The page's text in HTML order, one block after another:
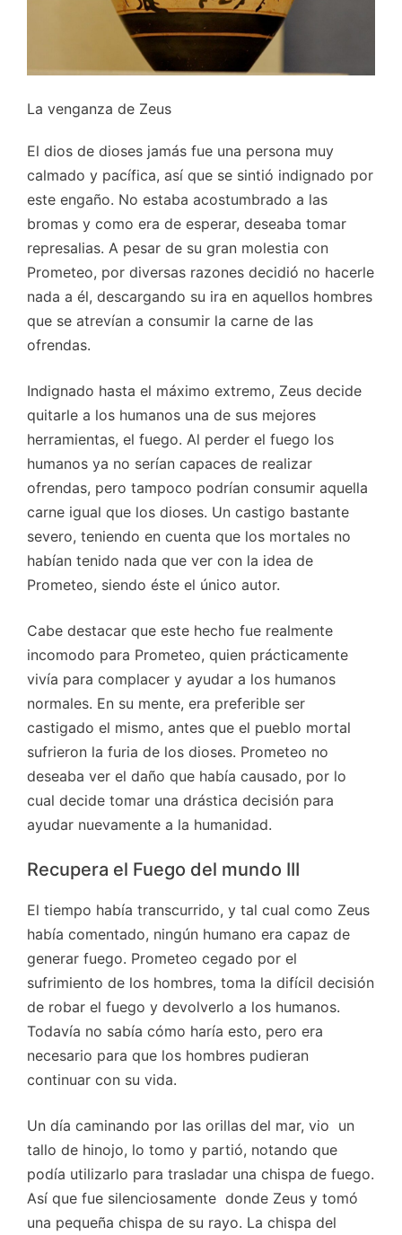
La venganza de Zeus
El dios de dioses jamás fue una persona muy
calmado y pacífica, así que se sintió indignado por
este engaño. No estaba acostumbrado a las
bromas y como era de esperar, deseaba tomar
represalias. A pesar de su gran molestia con
Prometeo, por diversas razones decidió no hacerle
nada a él, descargando su ira en aquellos hombres
que se atrevían a consumir la carne de las
ofrendas.
Indignado hasta el máximo extremo, Zeus decide
quitarle a los humanos una de sus mejores
herramientas, el fuego. Al perder el fuego los
humanos ya no serían capaces de realizar
ofrendas, pero tampoco podrían consumir aquella
carne igual que los dioses. Un castigo bastante
severo, teniendo en cuenta que los mortales no
habían tenido nada que ver con la idea de
Prometeo, siendo éste el único autor.
Cabe destacar que este hecho fue realmente
incomodo para Prometeo, quien prácticamente
vivía para complacer y ayudar a los humanos
normales. En su mente, era preferible ser
castigado el mismo, antes que el pueblo mortal
sufrieron la furia de los dioses. Prometeo no
deseaba ver el daño que había causado, por lo
cual decide tomar una drástica decisión para
ayudar nuevamente a la humanidad.
Recupera el Fuego del mundo III
El tiempo había transcurrido, y tal cual como Zeus
había comentado, ningún humano era capaz de
generar fuego. Prometeo cegado por el
sufrimiento de los hombres, toma la difícil decisión
de robar el fuego y devolverlo a los humanos.
Todavía no sabía cómo haría esto, pero era
necesario para que los hombres pudieran
continuar con su vida.
Un día caminando por las orillas del mar, vio un
tallo de hinojo, lo tomo y partió, notando que
podía utilizarlo para trasladar una chispa de fuego.
Así que fue silenciosamente donde Zeus y tomó
una pequeña chispa de su rayo. La chispa del